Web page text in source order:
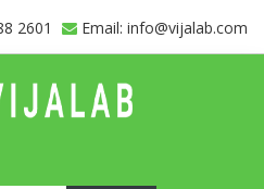
2601 Email: info@vijalab.com